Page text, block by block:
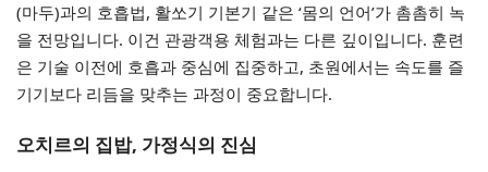
(마두)과의 호흡법, 활쏘기 기본기 같은 ‘몸의 언어’가 촘촘히 녹
을 전망입니다. 이건 관광객용 체험과는 다른 깊이입니다. 훈련
은 기술 이전에 호흡과 중심에 집중하고, 초원에서는 속도를 즐
기기보다 리듬을 맞추는 과정이 중요합니다.
오치르의 집밥, 가정식의 진심